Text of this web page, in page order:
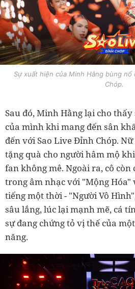
Sự xuất hiện của Minh Hằng bùng nổ
Chóp.
Sau đó, Minh Hằng lại cho
của mình khi mang đến sân
đến với Sao Live Đỉnh Chóp.
tặng quà cho người hâm mộ
fan không mê. Ngoài ra, cô còn
trong âm nhạc với "Mộng
tiếng một thời - "Người Vô
sâu lắng, lúc lại mạnh mẽ, cá
sự đang chứng tỏ vị thế của
năng.